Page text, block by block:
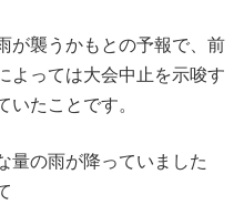
が襲うかもとの予報で、前
よっては大会中止を示唆す
たことです。
量の雨が降っていました